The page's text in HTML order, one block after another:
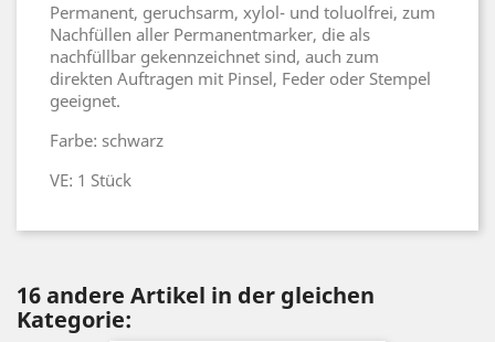
Permanent, geruchsarm, xylol- und toluolfrei, zum
Nachfüllen aller Permanentmarker, die als
nachfüllbar gekennzeichnet sind, auch zum
direkten Auftragen mit Pinsel, Feder oder Stempel
geeignet.
Farbe: schwarz
VE: 1 Stück
16 andere Artikel in der gleichen
Kategorie: